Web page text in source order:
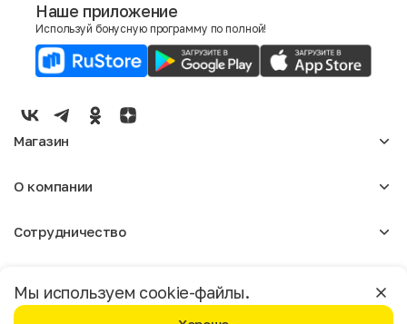
E-mail
Мужской
Женский
Мы используем cookie-файлы.
Москва
Наше приложение
Используй бонусную программу по полной!
Магазин
Мужское
О компании
Отзывы
Магазины
Сотрудничество
Реклама
Доставка и оплата
Бонусная программа